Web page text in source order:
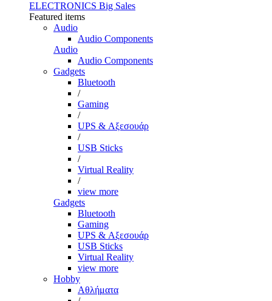
ELECTRONICS Big Sales
Featured items
Audio
Audio Components
Audio
Audio Components
Gadgets
Bluetooth
/
Gaming
/
UPS & Αξεσουάρ
/
USB Sticks
/
Virtual Reality
/
view more
Gadgets
Bluetooth
Gaming
UPS & Αξεσουάρ
USB Sticks
Virtual Reality
view more
Hobby
Αθλήματα